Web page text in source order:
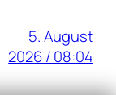
5. August
2026 / 08:04